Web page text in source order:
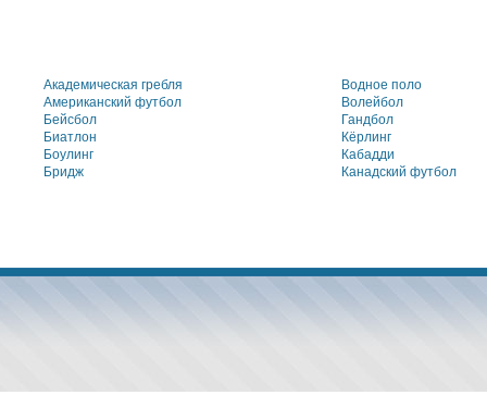
Академическая гребля
Американский футбол
Бейсбол
Биатлон
Боулинг
Бридж
Водное поло
Волейбол
Гандбол
Кёрлинг
Кабадди
Канадский футбол